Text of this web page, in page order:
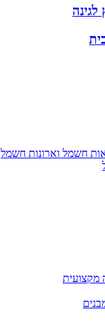
חשמל וארונות חשמל
מקצועית